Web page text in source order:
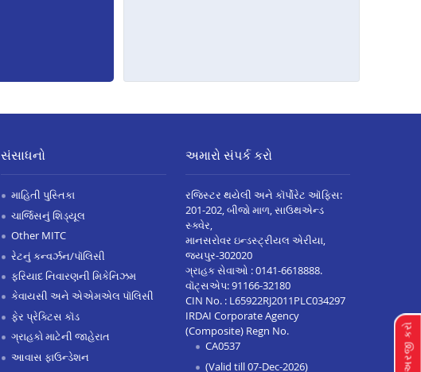
સંસાધનો
માહિતી પુસ્તિકા
ચાર્જિસનું શિડ્યૂલ
Other MITC
રેટનું કન્વર્ઝન/પૉલિસી
ફરિયાદ નિવારણની મિકેનિઝમ
કેવાયસી અને એએમએલ પૉલિસી
ફેર પ્રેક્ટિસ કૉડ
ગ્રાહકો માટેની જાહેરાત
આવાસ ફાઉન્ડેશન
અમારો સંપર્ક કરો
રજિસ્ટર થયેલી અને કૉર્પોરેટ ઑફિસ:
201-202, બીજો માળ, સાઉથએન્ડ
સ્ક્વેર,
માનસરોવર ઇન્ડસ્ટ્રીયલ એરીયા,
જયપુર-302020
ગ્રાહક સેવાઓ :0141-6618888.
વૉટ્સએપ:91166-32180
CIN No. : L65922RJ2011PLC034297
IRDAI Corporate Agency
(Composite) Regn No.
CA0537
(Valid till 07-Dec-2026)